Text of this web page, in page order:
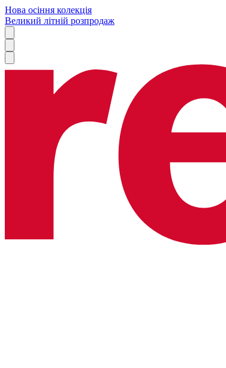
Нова осіння колекція
Великий літній розпродаж